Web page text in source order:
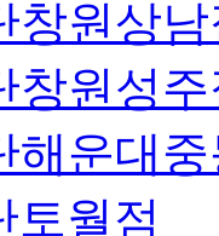
창원상
창원성
해운대
토월점